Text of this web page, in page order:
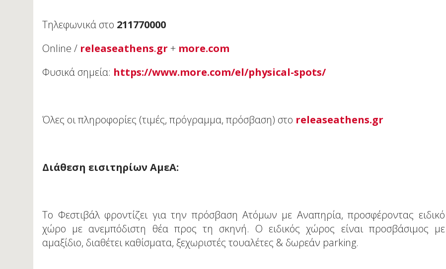
Τηλεφωνικά στο 211770000
Online / releaseathens.gr + more.com
Φυσικά σημεία: https://www.more.com/el/physical-spots/
Όλες οι πληροφορίες (τιμές, πρόγραμμα, πρόσβαση) στο releaseathens.gr
Διάθεση εισιτηρίων ΑμεΑ:
Το Φεστιβάλ φροντίζει για την πρόσβαση Ατόμων με Αναπηρία, προσφέροντας ειδικό
χώρο με ανεμπόδιστη θέα προς τη σκηνή. Ο ειδικός χώρος είναι προσβάσιμος με
αμαξίδιο, διαθέτει καθίσματα, ξεχωριστές τουαλέτες & δωρεάν parking.